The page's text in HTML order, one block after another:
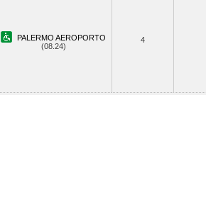
PALERMO AEROPORTO
(08.24)
4